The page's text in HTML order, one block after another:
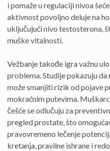
i pomaže u regulaciji nivoa
aktivnost povoljno deluje na
uključujući nivo testosterona,
muške vitalnosti.
Vežbanje takođe igra važnu
problema. Studije pokazuju
može smanjiti rizik od pojave
mokraćnim putevima.
češće se odlučuju za
pregled prostate, što
pravovremeno lečenje
kretanja, pravilne ishrane i